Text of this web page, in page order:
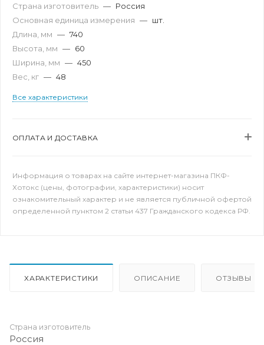
Страна изготовитель — Россия
Основная единица измерения — шт.
Длина, мм — 740
Высота, мм — 60
Ширина, мм — 450
Вес, кг — 48
Все характеристики
ОПЛАТА И ДОСТАВКА
Информация о товарах на сайте интернет-магазина ПКФ-
Хотокс (цены, фотографии, характеристики) носит
ознакомительный характер и не является публичной офертой
определенной пунктом 2 статьи 437 Гражданского кодекса РФ.
ХАРАКТЕРИСТИКИ ОПИСАНИЕ ОТЗЫВЫ
Страна изготовитель
Россия